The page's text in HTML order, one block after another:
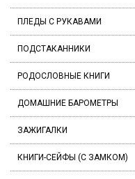
ПЛЕДЫ С РУКАВАМИ
ПОДСТАКАННИКИ
РОДОСЛОВНЫЕ КНИГИ
ДОМАШНИЕ БАРОМЕТРЫ
ЗАЖИГАЛКИ
КНИГИ-СЕЙФЫ (С ЗАМКОМ)